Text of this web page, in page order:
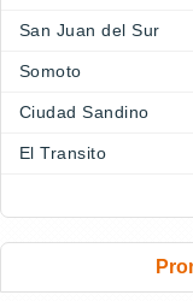
San Juan del Sur
Somoto
Ciudad Sandino
El Transito